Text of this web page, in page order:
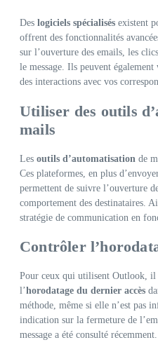
Des logiciels spécialisés existent
offrent des fonctionnalités
sur l’ouverture des emails, les
le message. Ils peuvent
des interactions avec vos
Utiliser des outils
mails
Les outils d’automatisation de
Ces plateformes, en plus
permettent de suivre l’ouverture
comportement des destinataires.
stratégie de communication en
Contrôler
Pour ceux qui utilisent Outlook, il
l’horodatage du dernier accès
méthode, même si elle n’est pas
indication sur la fermeture de
message a été consulté récemment.